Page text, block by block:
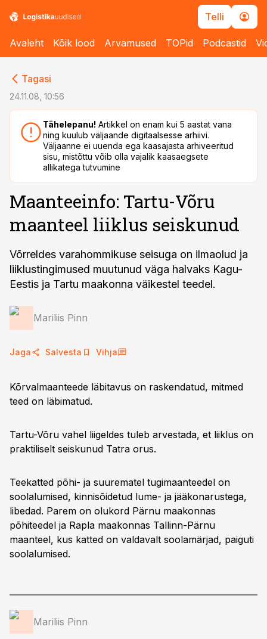
Telli
Avaleht Kõik lood Arvamused TOPid Podcastid
Tagasi
24.11.08, 10:56
Tähelepanu! Artikkel on enam kui 5 aastat vana
ning kuulub väljaande digitaalsesse arhiivi.
Väljaanne ei uuenda ega kaasajasta arhiveeritud
sisu, mistõttu võib olla vajalik kaasaegsete
allikatega tutvumine
Maanteeinfo: Tartu-Võru
maanteel liiklus seiskunud
Võrreldes varahommikuse seisuga on ilmaolud ja
liiklustingimused muutunud väga halvaks Kagu-
Eestis ja Tartu maakonna väikestel teedel.
Mariliis Pinn
Jaga Salvesta Vihja
Kõrvalmaanteede läbitavus on raskendatud, mitmed
teed on läbimatud.
Tartu-Võru vahel liigeldes tuleb arvestada, et liiklus on
praktiliselt seiskunud Tatra orus.
Teekatted põhi- ja suurematel tugimaanteedel on
soolalumised, kinnisõidetud lume- ja jääkonarustega,
libedad. Parem on olukord Pärnu maakonnas
põhiteedel ja Rapla maakonnas Tallinn-Pärnu
maanteel, kus katted on valdavalt soolamärjad, paiguti
soolalumised.
Mariliis Pinn